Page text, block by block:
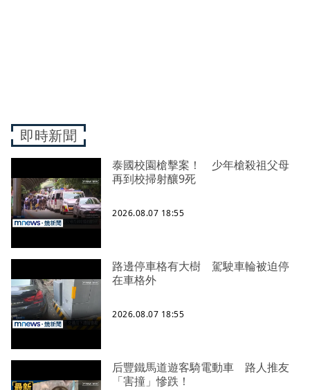
即時新聞
泰國校園槍擊案！ 少年槍殺祖父母
再到校掃射釀9死
2026.08.07 18:55
路邊停車格有大樹 駕駛車輪被迫停
在車格外
2026.08.07 18:55
后豐鐵馬道遊客騎電動車 路人推友
「害撞」慘跌！